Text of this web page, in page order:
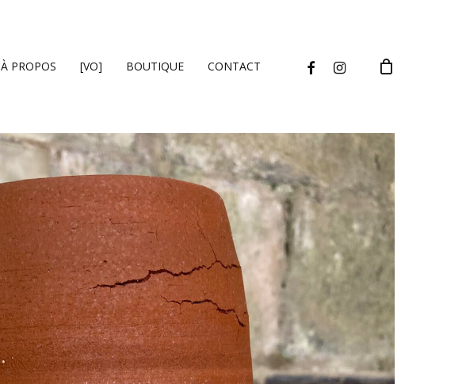
À PROPOS [VO] BOUTIQUE CONTACT FACEBOOKINSTAGRAM